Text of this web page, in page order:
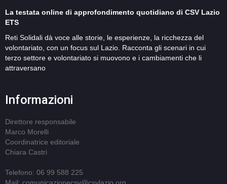
La testata online di approfondimento quotidiano di CSV Lazio
ETS
Reti Solidali dà voce alle storie, le esperienze, la ricchezza del
volontariato, con un focus sul Lazio. Racconta gli scenari in cui
terzo settore e volontariato si muovono e i cambiamenti che li
attraversano
Informazioni
Direttore responsabile
Marco Morelli
Coordinatrice editoriale
Chiara Castri
Telefono: 06 99 588 225